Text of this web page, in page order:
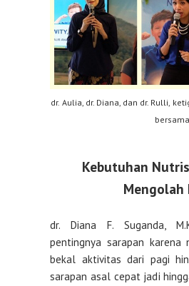
dr. Aulia, dr. Diana, dan dr. Rulli,
Kebutuhan
Mengolah
dr. Diana F. Suganda,
pentingnya sarapan karena
bekal aktivitas dari pagi
sarapan asal cepat jadi